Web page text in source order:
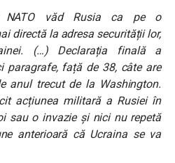
NATO văd Rusia ca pe o
directă la adresa securității lor,
(…) Declarația finală a
paragrafe, față de 38, câte are
anul trecut de la Washington.
acțiunea militară a Rusiei în
sau o invazie și nici nu repetă
anterioară că Ucraina se va